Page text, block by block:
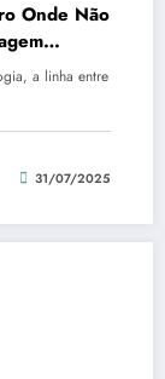
Onde Não
a linha entre
31/07/2025